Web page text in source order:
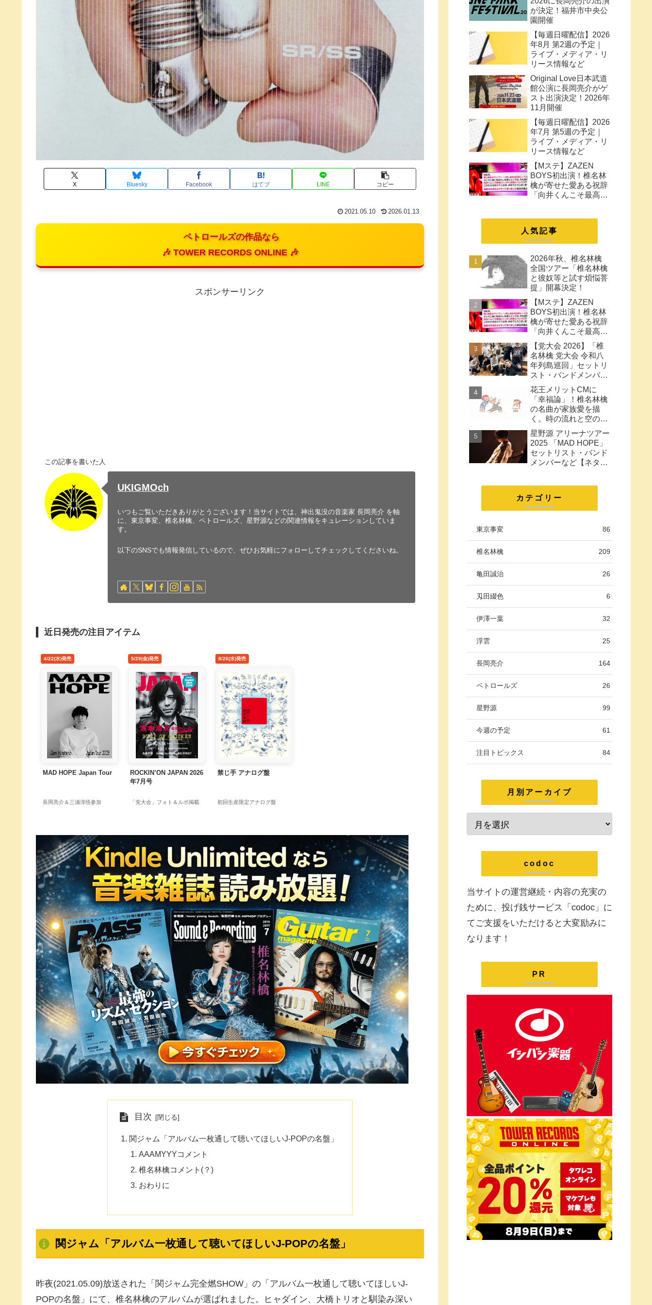
X Bluesky Facebook はてブ LINE コピー
2021.05.10 2026.01.13
ペトロールズの作品なら
🎶 TOWER RECORDS ONLINE 🎶
スポンサーリンク
この記事を書いた人
UKIGMOch
いつもご覧いただきありがとうございます！当サイトでは、神出鬼没の音楽家 長岡亮介 を軸
に、東京事変、椎名林檎、ペトロールズ、星野源などの関連情報をキュレーションしていま
す。
以下のSNSでも情報発信しているので、ぜひお気軽にフォローしてチェックしてくださいね。
近日発売の注目アイテム
4/22(水)発売
MAD HOPE Japan Tour
長岡亮介＆三浦淳悟参加
5/29(金)発売
ROCKIN’ON JAPAN 2026
年7月号
「党大会」フォト＆ルポ掲載
8/26(水)発売
禁じ手 アナログ盤
初回生産限定アナログ盤
目次
関ジャム「アルバム一枚通して聴いてほしいJ-POPの名盤」
AAAMYYYコメント
椎名林檎コメント(？)
おわりに
関ジャム「アルバム一枚通して聴いてほしいJ-POPの名盤」
昨夜(2021.05.09)放送された「関ジャム完全燃SHOW」の「アルバム一枚通して聴いてほしいJ-
POPの名盤」にて、椎名林檎のアルバムが選ばれました。ヒャダイン、大橋トリオと馴染み深い
が決定！福井市中央公
園開催
【毎週日曜配信】2026
年8月 第2週の予定｜
ライブ・メディア・リ
リース情報など
Original Love日本武道
館公演に長岡亮介がゲ
スト出演決定！2026年
11月開催
【毎週日曜配信】2026
年7月 第5週の予定｜
ライブ・メディア・リ
リース情報など
【Mステ】ZAZEN
BOYS初出演！椎名林
檎が寄せた愛ある祝辞
「向井くんこそ最高に
人気記事
2026年秋、椎名林檎
全国ツアー「椎名林檎
と彼奴等と試す煩悩菩
提」開幕決定！
【Mステ】ZAZEN
BOYS初出演！椎名林
檎が寄せた愛ある祝辞
「向井くんこそ最高に
トッポく洒落たパンク
ス」と密接なコラボ史
まとめ
【党大会 2026】「椎
名林檎 党大会 令和八
年列島巡回」セットリ
スト・バンドメンバー
など【ネタバレ注意】
花王メリットCMに
「幸福論」！椎名林檎
の名曲が家族愛を描
く。時の流れと空の色
に何も望みはしない様
に。
星野源 アリーナツアー
2025 「MAD HOPE」
セットリスト・バンド
メンバーなど【ネタバ
カテゴリー
東京事変 86
椎名林檎 209
亀田誠治 26
刄田綴色 6
伊澤一葉 32
浮雲 25
長岡亮介 164
ペトロールズ 26
星野源 99
今週の予定 61
注目トピックス 84
月別アーカイブ
codoc
当サイトの運営継続・内容の充実の
ために、投げ銭サービス「codoc」に
てご支援をいただけると大変励みに
なります！
PR